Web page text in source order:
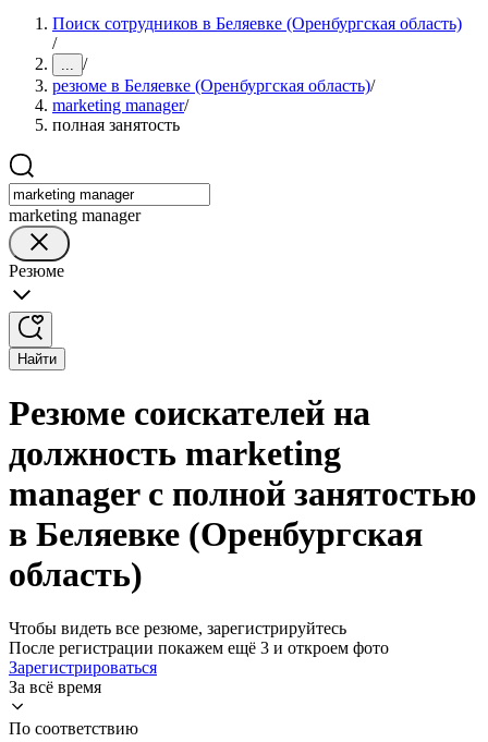
Поиск сотрудников в Беляевке (Оренбургская область)
/
... /
резюме в Беляевке (Оренбургская область)/
marketing manager/
полная занятость
marketing manager
Резюме
Найти
Резюме соискателей на
должность marketing
manager с полной занятостью
в Беляевке (Оренбургская
область)
Чтобы видеть все резюме, зарегистрируйтесь
После регистрации покажем ещё 3 и откроем фото
Зарегистрироваться
За всё время
По соответствию